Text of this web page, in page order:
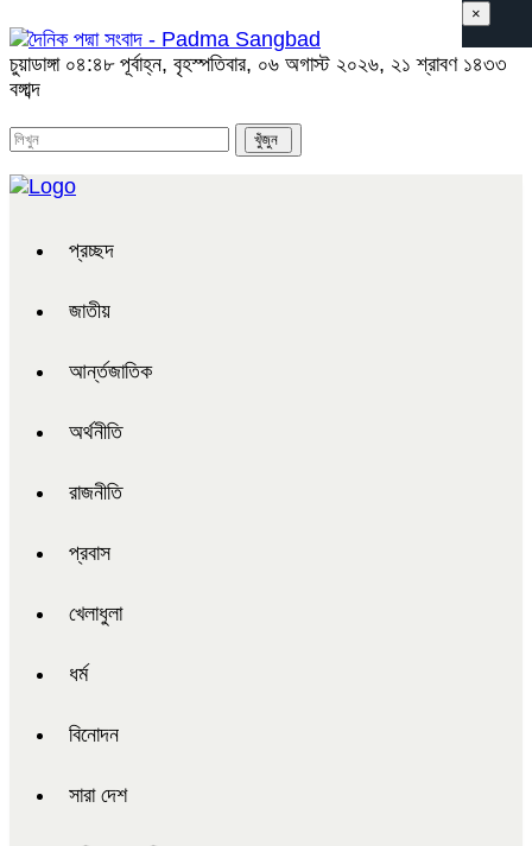
চুয়াডাঙ্গা ০৪:৪৮ পূর্বাহ্ন, বৃহস্পতিবার, ০৬ অগাস্ট ২০২৬, ২১ শ্রাবণ ১৪৩৩
বঙ্গাব্দ
প্রচ্ছদ
জাতীয়
আর্ন্তজাতিক
অর্থনীতি
রাজনীতি
প্রবাস
খেলাধুলা
ধর্ম
বিনোদন
সারা দেশ
×